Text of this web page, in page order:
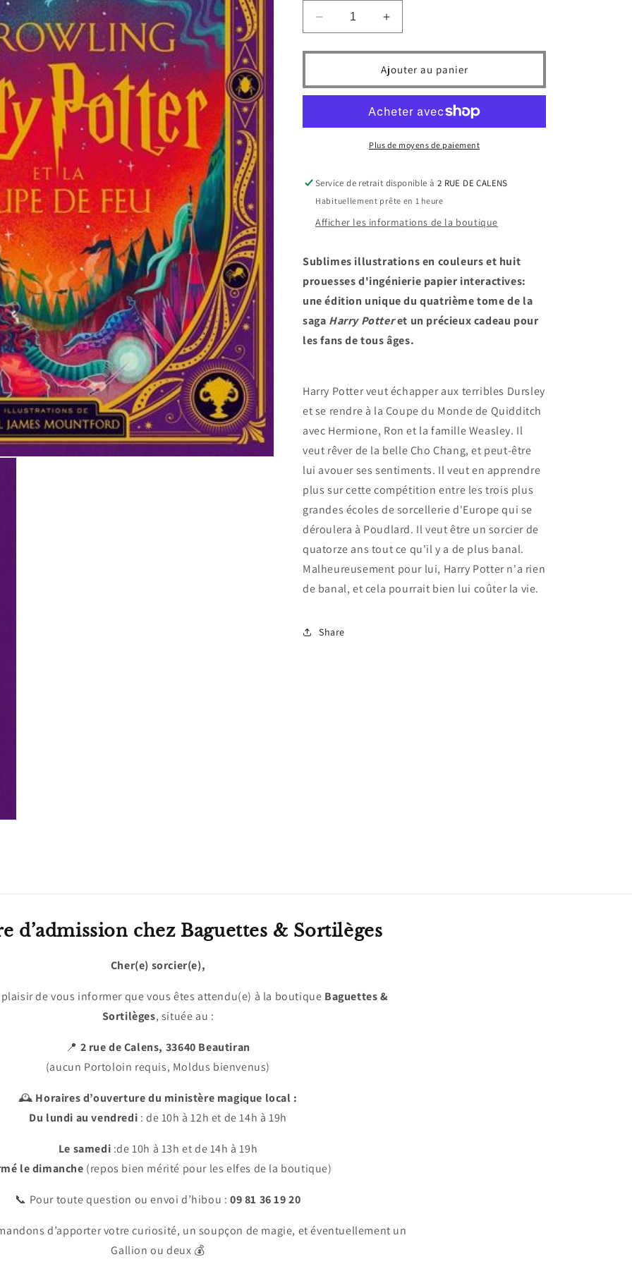
Réduire
la
quantité
Harry
Potter
La
-
Edition
illustrée
Mountford
Augmenter
la
quantité
de
Harry
Potter
et
La
Coupe
-
Edition
illustrée
Mountford
Ajouter au panier
Plus de moyens de paiement
Service de retrait disponible à 2 RUE DE CALENS
Habituellement prête en 1 heure
Afficher les informations de la boutique
Sublimes illustrations en couleurs et huit
prouesses d'ingénierie papier interactives:
une édition unique du quatrième tome de la
saga Harry Potteret un précieux cadeau pour
les fans de tous âges.
Harry Potter veut échapper aux terribles Dursley
et se rendre à la Coupe du Monde de Quidditch
avec Hermione, Ron et la famille Weasley. Il
veut rêver de la belle Cho Chang, et peut-être
lui avouer ses sentiments. Il veut en apprendre
plus sur cette compétition entre les trois plus
grandes écoles de sorcellerie d'Europe qui se
déroulera à Poudlard. Il veut être un sorcier de
quatorze ans tout ce qu'il y a de plus banal.
Malheureusement pour lui, Harry Potter n'a rien
de banal, et cela pourrait bien lui coûter la vie.
Share
d’admission chez Baguettes & Sortilèges
Cher(e) sorcier(e),
de vous informer que vous êtes attendu(e) à la boutique Baguettes &
Sortilèges, située au :
📍 2 rue de Calens, 33640 Beautiran
(aucun Portoloin requis, Moldus bienvenus)
🕰️ Horaires d’ouverture du ministère magique local :
Du lundi au vendredi : de 10h à 12h et de 14h à 19h
Le samedi :de 10h à 13h et de 14h à 19h
le dimanche (repos bien mérité pour les elfes de la boutique)
📞 Pour toute question ou envoi d’hibou :09 81 36 19 20
d’apporter votre curiosité, un soupçon de magie, et éventuellement un
Gallion ou deux 💰